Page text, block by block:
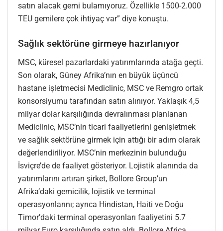
satın alacak gemi bulamıyoruz. Özellikle 1500-2.000
TEU gemilere çok ihtiyaç var” diye konuştu.
Sağlık sektörüne girmeye hazırlanıyor
MSC, küresel pazarlardaki yatırımlarında atağa geçti.
Son olarak, Güney Afrika’nın en büyük üçüncü
hastane işletmecisi Mediclinic, MSC ve Remgro ortak
konsorsiyumu tarafından satın alınıyor. Yaklaşık 4,5
milyar dolar karşılığında devralınması planlanan
Mediclinic, MSC’nin ticari faaliyetlerini genişletmek
ve sağlık sektörüne girmek için attığı bir adım olarak
değerlendiriliyor. MSC’nin merkezinin bulunduğu
İsviçre’de de faaliyet gösteriyor. Lojistik alanında da
yatırımlarını artıran şirket, Bollore Group’un
Afrika’daki gemicilik, lojistik ve terminal
operasyonlarını; ayrıca Hindistan, Haiti ve Doğu
Timor’daki terminal operasyonları faaliyetini 5.7